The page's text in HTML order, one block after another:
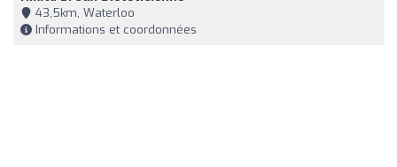
43,5km, Waterloo
Informations et coordonnées